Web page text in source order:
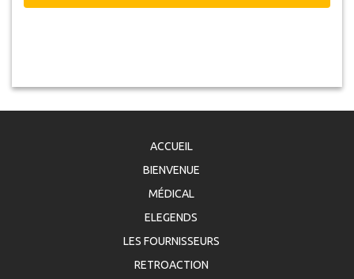
ACCUEIL
BIENVENUE
MÉDICAL
ELEGENDS
LES FOURNISSEURS
RETROACTION